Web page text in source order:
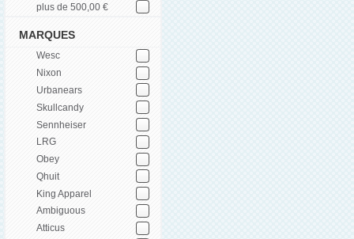
plus de 500,00 €
MARQUES
Wesc
Nixon
Urbanears
Skullcandy
Sennheiser
LRG
Obey
Qhuit
King Apparel
Ambiguous
Atticus